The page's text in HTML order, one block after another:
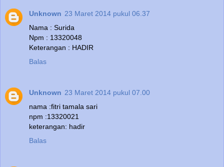
Unknown 23 Maret 2014 pukul 06.37
Nama : Surida
Npm : 13320048
Keterangan : HADIR
Balas
Unknown 23 Maret 2014 pukul 07.00
nama :fitri tamala sari
npm :13320021
keterangan: hadir
Balas